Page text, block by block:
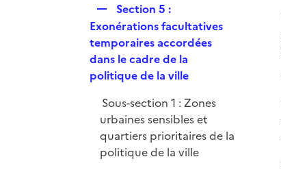
e
p
l
i
r
Section 5 :
Exonérations facultatives
temporaires accordées
dans le cadre de la
politique de la ville
Sous-section 1 : Zones
urbaines sensibles et
quartiers prioritaires de la
politique de la ville